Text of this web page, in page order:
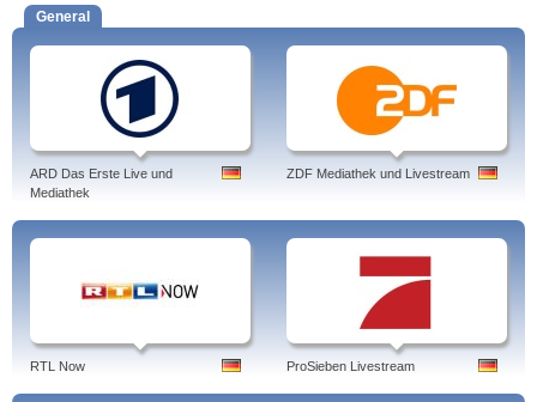
General
ARD Das Erste Live und
Mediathek
ZDF Mediathek und Livestream
RTL Now ProSieben Livestream